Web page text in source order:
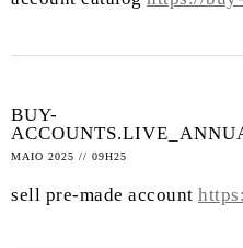
BUY-
MAIO 2025 // 09H25
sell pre-made account